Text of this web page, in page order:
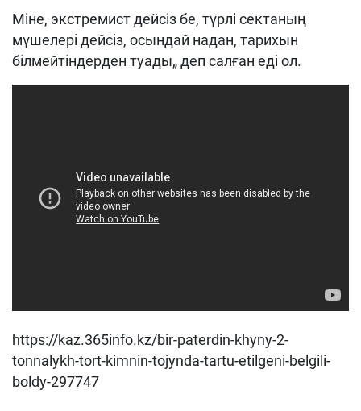
Міне, экстремист дейсіз бе, түрлі сектаның
мүшелері дейсіз, осындай надан, тарихын
білмейтіндерден туады„ деп салған еді ол.
https://kaz.365info.kz/bir-paterdin-khyny-2-
tonnalykh-tort-kimnin-tojynda-tartu-etilgeni-belgili-
boldy-297747